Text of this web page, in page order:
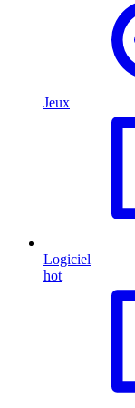
Jeux
Logiciel
hot